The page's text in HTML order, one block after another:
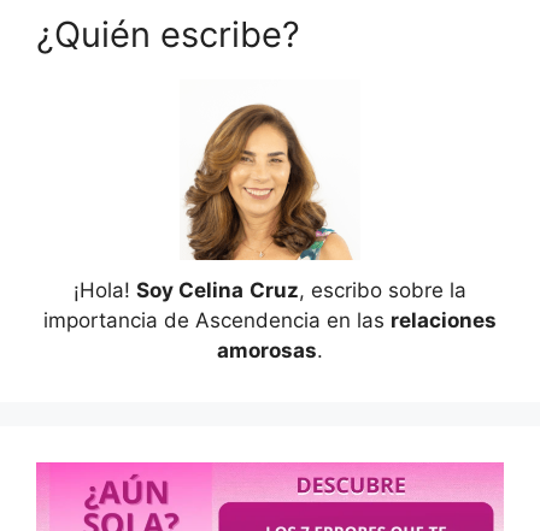
¿Quién escribe?
¡Hola! Soy Celina Cruz, escribo sobre la
importancia de Ascendencia en las relaciones
amorosas.